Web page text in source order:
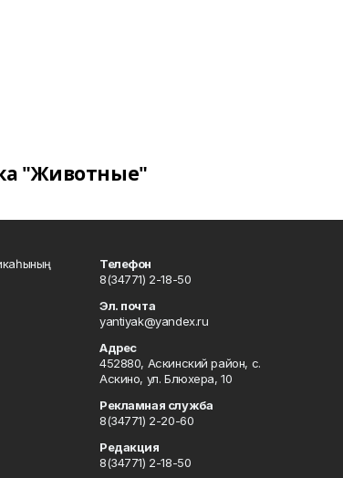
"Животные"
Телефон
8(34771) 2-18-50
Эл. почта
yantiyak@yandex.ru
Адрес
452880, Аскинский район, с.
Аскино, ул. Блюхера, 10
Рекламная служба
8(34771) 2-20-60
Редакция
8(34771) 2-18-50